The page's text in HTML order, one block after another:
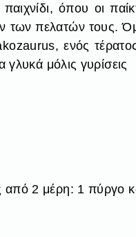
όπου οι
των πελατών τους.
ενός
γλυκά μόλις γυρίσεις
από 2 μέρη: 1 πύργο